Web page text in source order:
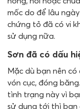
mốc do để lâu
chứng tỏ đã có vi
sử dụng nữa.
Sơn đã có dấu
Mặc dù bạn nên
vón cục, đóng
tình trạng này vì
sử dụng tới thì bạn